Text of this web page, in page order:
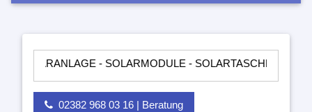
- SOLARMODULE - SOLARTASCHEN -
02382 968 03 16 | Beratung